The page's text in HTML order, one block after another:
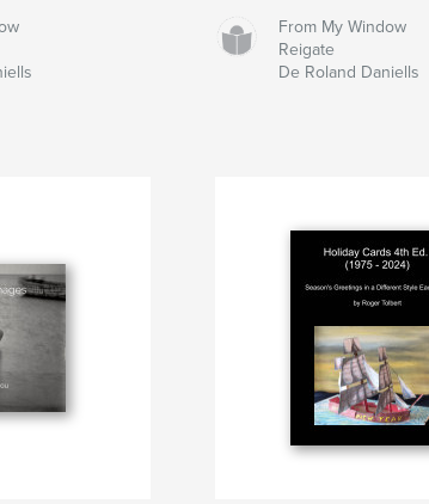
From My Window
Reigate
De Roland Daniells